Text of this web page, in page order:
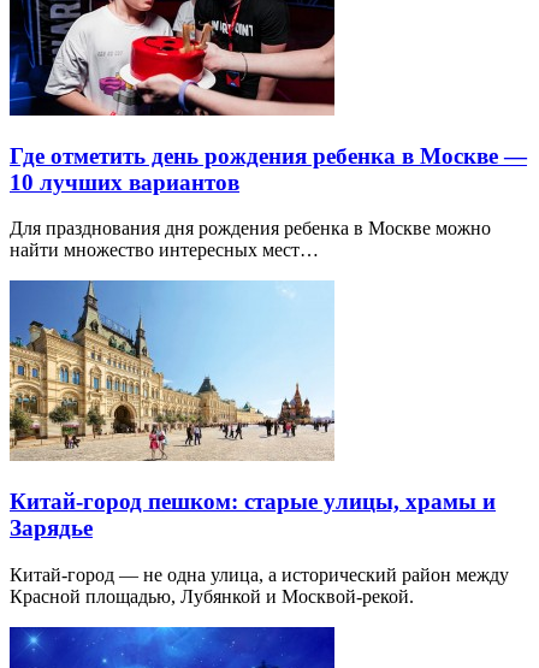
Где отметить день рождения ребенка в Москве —
10 лучших вариантов
Для празднования дня рождения ребенка в Москве можно
найти множество интересных мест…
Китай-город пешком: старые улицы, храмы и
Зарядье
Китай-город — не одна улица, а исторический район между
Красной площадью, Лубянкой и Москвой-рекой.